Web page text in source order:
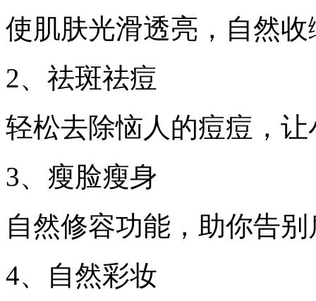
使肌肤光滑透亮，自然
2、祛斑祛痘
轻松去除恼人的痘痘，
3、瘦脸瘦身
自然修容功能，助你告
4、自然彩妆